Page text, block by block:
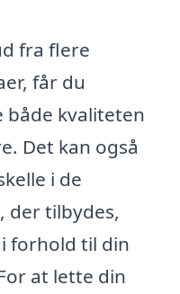
fra flere
får du
kvaliteten
Det kan også
i de
der tilbydes,
forhold til din
at lette din